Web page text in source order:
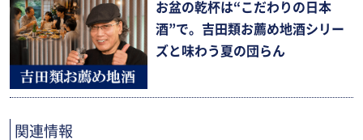
お盆の乾杯は“こだわりの日本
酒”で。吉田類お薦め地酒シリー
ズと味わう夏の団らん
関連情報